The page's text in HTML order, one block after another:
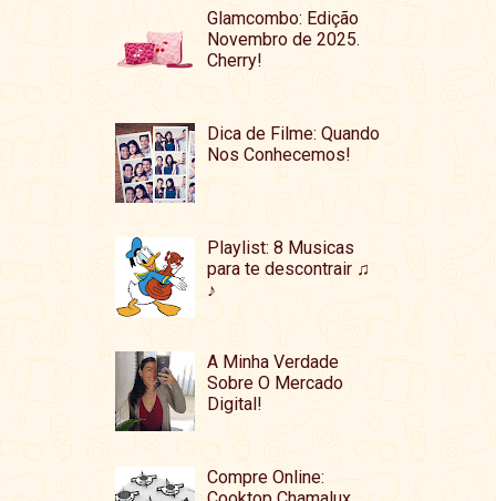
Glamcombo: Edição
Novembro de 2025.
Cherry!
Dica de Filme: Quando
Nos Conhecemos!
Playlist: 8 Musicas
para te descontrair ♫
♪
A Minha Verdade
Sobre O Mercado
Digital!
Compre Online: